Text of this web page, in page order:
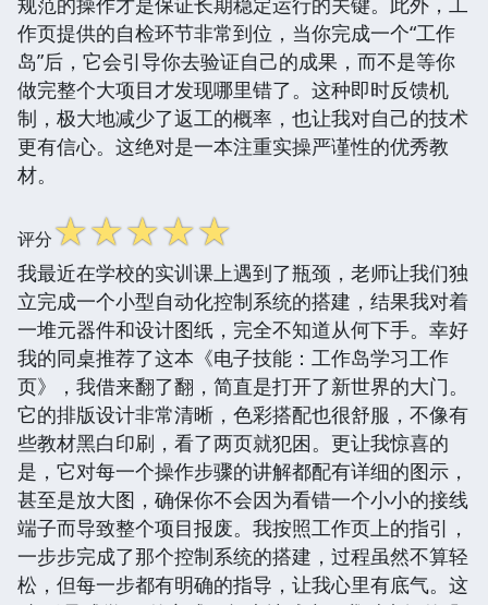
作页提供的自检环节非常到位，当你完成一个“工作
岛”后，它会引导你去验证自己的成果，而不是等你
做完整个大项目才发现哪里错了。这种即时反馈机
制，极大地减少了返工的概率，也让我对自己的技术
更有信心。这绝对是一本注重实操严谨性的优秀教
材。
评分☆☆☆☆☆
我最近在学校的实训课上遇到了瓶颈，老师让我们独
立完成一个小型自动化控制系统的搭建，结果我对着
一堆元器件和设计图纸，完全不知道从何下手。幸好
我的同桌推荐了这本《电子技能：工作岛学习工作
页》，我借来翻了翻，简直是打开了新世界的大门。
它的排版设计非常清晰，色彩搭配也很舒服，不像有
些教材黑白印刷，看了两页就犯困。更让我惊喜的
是，它对每一个操作步骤的讲解都配有详细的图示，
甚至是放大图，确保你不会因为看错一个小小的接线
端子而导致整个项目报废。我按照工作页上的指引，
一步步完成了那个控制系统的搭建，过程虽然不算轻
松，但每一步都有明确的指导，让我心里有底气。这